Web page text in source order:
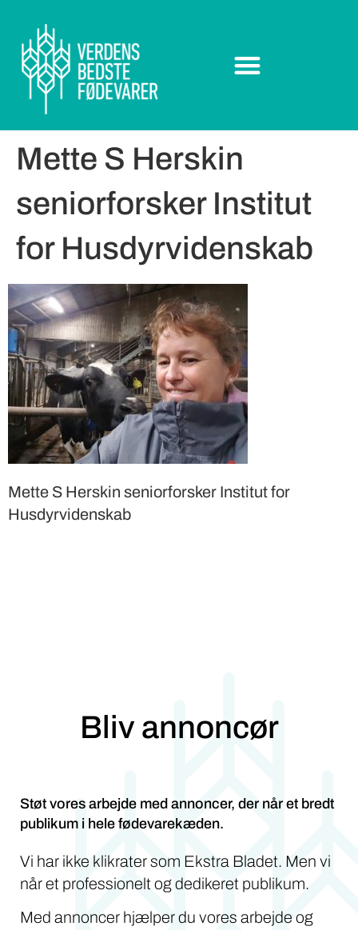
Mette S Herskin
seniorforsker Institut
for Husdyrvidenskab
Mette S Herskin seniorforsker Institut for
Husdyrvidenskab
Bliv annoncør
Støt vores arbejde med annoncer, der når et bredt
publikum i hele fødevarekæden.
Vi har ikke klikrater som Ekstra Bladet. Men vi
når et professionelt og dedikeret publikum.
Med annoncer hjælper du vores arbejde og